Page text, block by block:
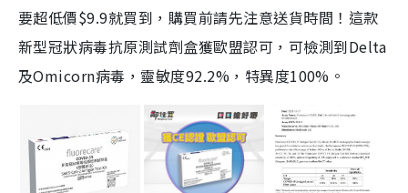
要超低價$9.9就買到，購買前請先注意送貨時間！這款
新型冠狀病毒抗原測試劑盒獲歐盟認可，可檢測到Delta
及Omicorn病毒，靈敏度92.2%，特異度100%。